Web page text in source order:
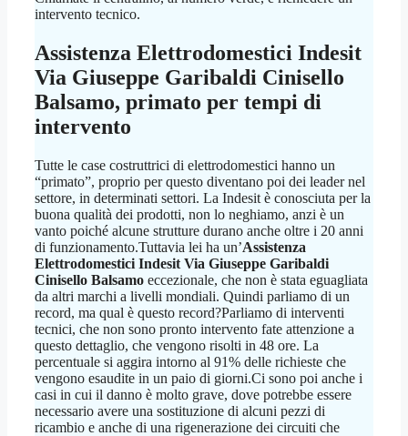
intervento tecnico.
Assistenza Elettrodomestici Indesit
Via Giuseppe Garibaldi Cinisello
Balsamo, primato per tempi di
intervento
Tutte le case costruttrici di elettrodomestici hanno un
“primato”, proprio per questo diventano poi dei leader nel
settore, in determinati settori. La Indesit è conosciuta per la
buona qualità dei prodotti, non lo neghiamo, anzi è un
vanto poiché alcune strutture durano anche oltre i 20 anni
di funzionamento.Tuttavia lei ha un’Assistenza
Elettrodomestici Indesit Via Giuseppe Garibaldi
Cinisello Balsamo eccezionale, che non è stata eguagliata
da altri marchi a livelli mondiali. Quindi parliamo di un
record, ma qual è questo record?Parliamo di interventi
tecnici, che non sono pronto intervento fate attenzione a
questo dettaglio, che vengono risolti in 48 ore. La
percentuale si aggira intorno al 91% delle richieste che
vengono esaudite in un paio di giorni.Ci sono poi anche i
casi in cui il danno è molto grave, dove potrebbe essere
necessario avere una sostituzione di alcuni pezzi di
ricambio e anche di una rigenerazione dei circuiti che